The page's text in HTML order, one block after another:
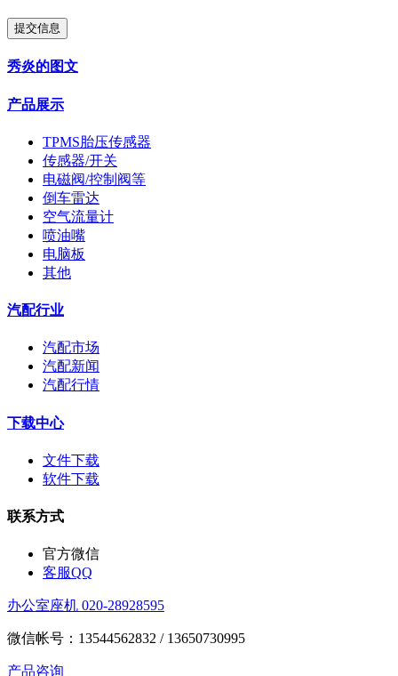
提交信息
秀炎的图文
产品展示
TPMS胎压传感器
传感器/开关
电磁阀/控制阀等
倒车雷达
空气流量计
喷油嘴
电脑板
其他
汽配行业
汽配市场
汽配新闻
汽配行情
下载中心
文件下载
软件下载
联系方式
官方微信
客服QQ
办公室座机 020-28928595
微信帐号：13544562832 / 13650730995
产品咨询